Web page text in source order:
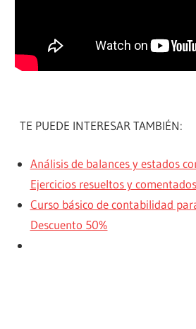
TE PUEDE INTERESAR TAMBIÉN:
Análisis de balances y estados
Ejercicios resueltos y comentados
Curso básico de contabilidad
Descuento 50%